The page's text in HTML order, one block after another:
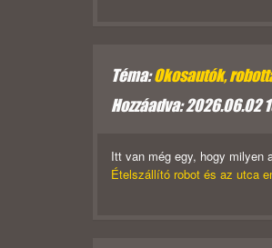
Téma:Okosautók,
Hozzáadva: 2026.06.02
Itt van még egy, hogy milyen
Ételszállító robot és az utca